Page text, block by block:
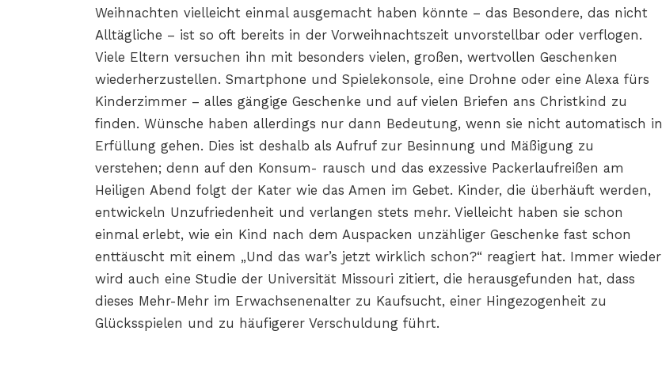
Weihnachten vielleicht einmal ausgemacht haben könnte – das Besondere, das nicht
Alltägliche – ist so oft bereits in der Vorweihnachtszeit unvorstellbar oder verflogen.
Viele Eltern versuchen ihn mit besonders vielen, großen, wertvollen Geschenken
wiederherzustellen. Smartphone und Spielekonsole, eine Drohne oder eine Alexa fürs
Kinderzimmer – alles gängige Geschenke und auf vielen Briefen ans Christkind zu
finden. Wünsche haben allerdings nur dann Bedeutung, wenn sie nicht automatisch in
Erfüllung gehen. Dies ist deshalb als Aufruf zur Besinnung und Mäßigung zu
verstehen; denn auf den Konsum- rausch und das exzessive Packerlaufreißen am
Heiligen Abend folgt der Kater wie das Amen im Gebet. Kinder, die überhäuft werden,
entwickeln Unzufriedenheit und verlangen stets mehr. Vielleicht haben sie schon
einmal erlebt, wie ein Kind nach dem Auspacken unzähliger Geschenke fast schon
enttäuscht mit einem „Und das war’s jetzt wirklich schon?“ reagiert hat. Immer wieder
wird auch eine Studie der Universität Missouri zitiert, die herausgefunden hat, dass
dieses Mehr-Mehr im Erwachsenenalter zu Kaufsucht, einer Hingezogenheit zu
Glücksspielen und zu häufigerer Verschuldung führt.